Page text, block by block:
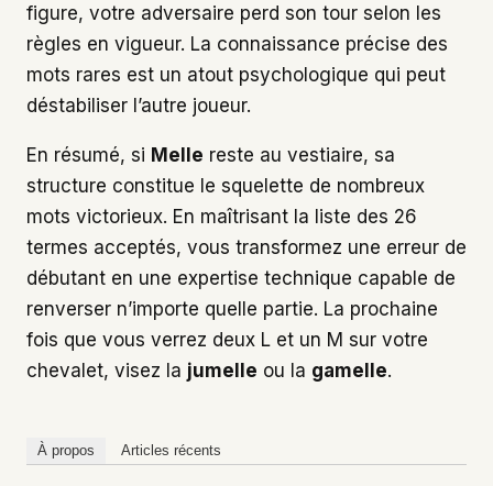
figure, votre adversaire perd son tour selon les
règles en vigueur. La connaissance précise des
mots rares est un atout psychologique qui peut
déstabiliser l’autre joueur.
En résumé, si Melle reste au vestiaire, sa
structure constitue le squelette de nombreux
mots victorieux. En maîtrisant la liste des 26
termes acceptés, vous transformez une erreur de
débutant en une expertise technique capable de
renverser n’importe quelle partie. La prochaine
fois que vous verrez deux L et un M sur votre
chevalet, visez la jumelle ou la gamelle.
À propos Articles récents